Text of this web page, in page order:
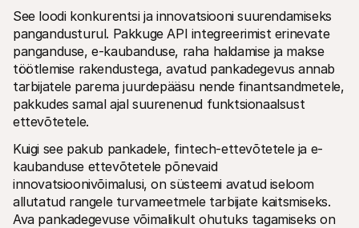
Ostlejatele
Uuri välja, miks Mollie on sinu pangakontolehel
Mollie klientidele
Külastage meie klienditoe meeskonda
Võta ühendust müügitiimiga
Avasta, kuidas me saame sinu ettevõtet aidata
See loodi konkurentsi ja innovatsiooni suurendamiseks
pangandusturul. Pakkuge API integreerimist erinevate
panganduse, e-kaubanduse, raha haldamise ja makse
töötlemise rakendustega, avatud pankadegevus annab
tarbijatele parema juurdepääsu nende finantsandmetele,
pakkudes samal ajal suurenenud funktsionaalsust
ettevõtetele.
Kuigi see pakub pankadele, fintech-ettevõtetele ja e-
kaubanduse ettevõtetele põnevaid
innovatsioonivõimalusi, on süsteemi avatud iseloom
allutatud rangele turvameetmele tarbijate kaitsmiseks.
Ava pankadegevuse võimalikult ohutuks tagamiseks on